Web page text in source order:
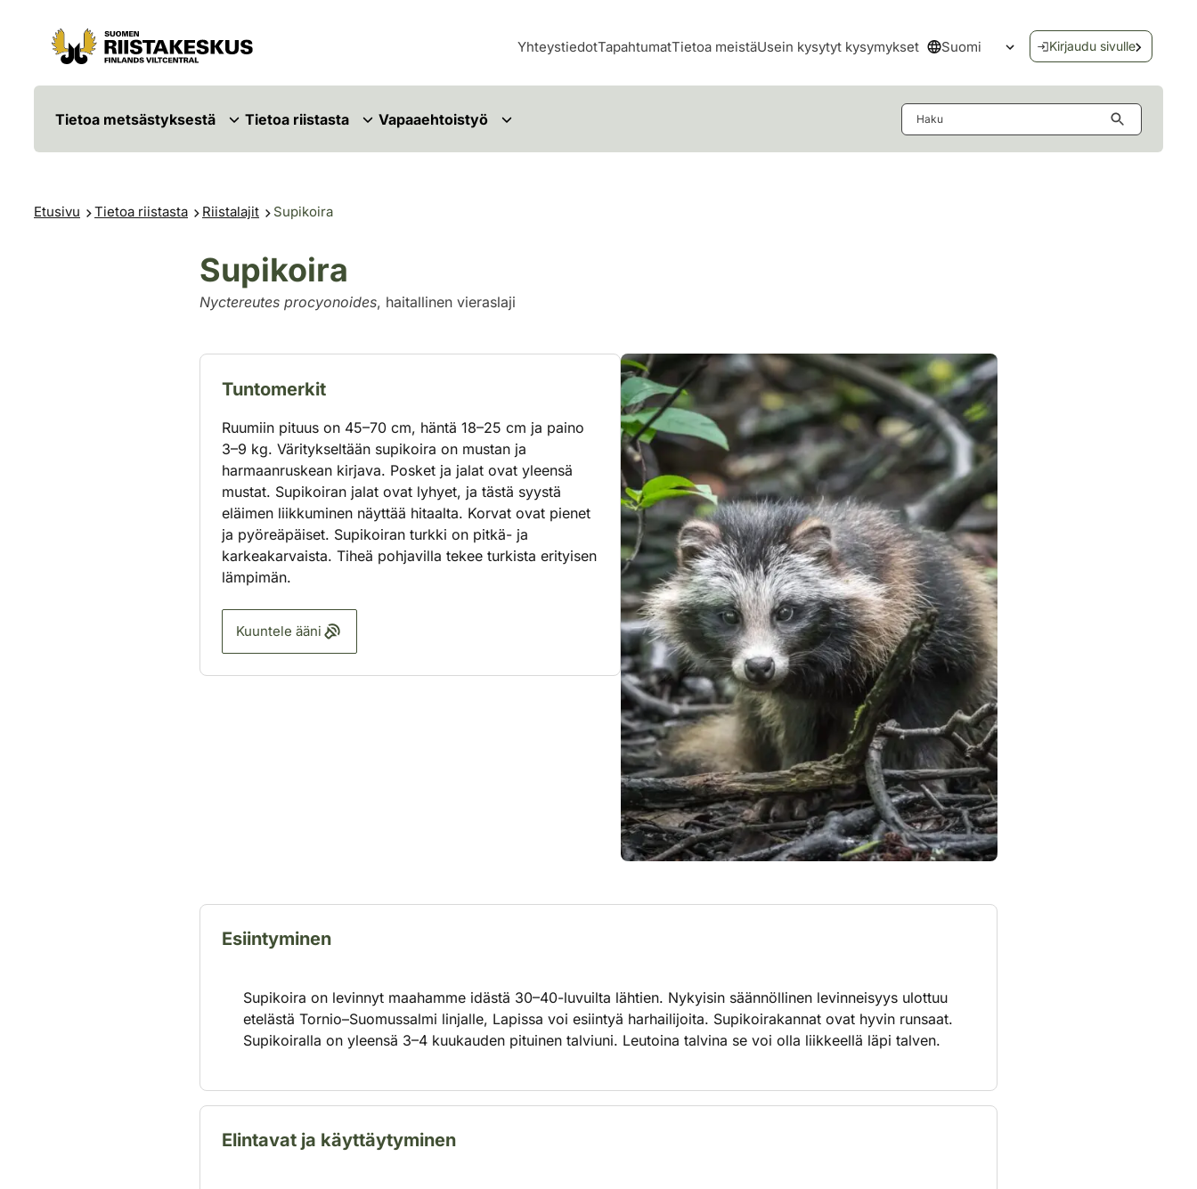
Siirry sisältöön
Siirry sivustokarttaan
YhteystiedotTapahtumatTietoa meistäUsein kysytyt kysymykset Suomi
Avaa kielivalikko
Kirjaudu sivulle
Tietoa metsästyksestä Tietoa riistasta Vapaaehtoistyö
Etusivu Tietoa riistasta Riistalajit Supikoira
Supikoira
Nyctereutes procyonoides, haitallinen vieraslaji
Tuntomerkit
Ruumiin pituus on 45–70 cm, häntä 18–25 cm ja paino
3–9 kg. Väritykseltään supikoira on mustan ja
harmaanruskean kirjava. Posket ja jalat ovat yleensä
mustat. Supikoiran jalat ovat lyhyet, ja tästä syystä
eläimen liikkuminen näyttää hitaalta. Korvat ovat pienet
ja pyöreäpäiset. Supikoiran turkki on pitkä- ja
karkeakarvaista. Tiheä pohjavilla tekee turkista erityisen
lämpimän.
Kuuntele ääni
Esiintyminen
Supikoira on levinnyt maahamme idästä 30–40-luvuilta lähtien. Nykyisin säännöllinen levinneisyys ulottuu
etelästä Tornio–Suomussalmi linjalle, Lapissa voi esiintyä harhailijoita. Supikoirakannat ovat hyvin runsaat.
Supikoiralla on yleensä 3–4 kuukauden pituinen talviuni. Leutoina talvina se voi olla liikkeellä läpi talven.
Elintavat ja käyttäytyminen